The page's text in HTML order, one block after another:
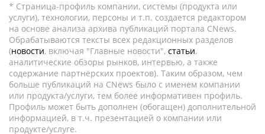
* Страница-профиль компании, системы (продукта или
услуги), технологии, персоны и т.п. создается редактором
на основе анализа архива публикаций портала CNews.
Обрабатываются тексты всех редакционных разделов
(новости, включая "Главные новости", статьи,
аналитические обзоры рынков, интервью, а также
содержание партнёрских проектов). Таким образом, чем
больше публикаций на CNews было с именем компании
или продукта/услуги, тем более информативен профиль.
Профиль может быть дополнен (обогащен) дополнительной
информацией, в т.ч. презентацией о компании или
продукте/услуге.